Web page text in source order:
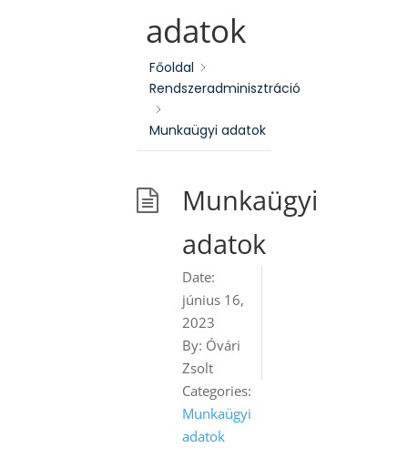
adatok
Főoldal
Rendszeradminisztráció
Munkaügyi adatok
Munkaügyi
adatok
Date:
június 16,
2023
By: Óvári
Zsolt
Categories:
Munkaügyi
adatok